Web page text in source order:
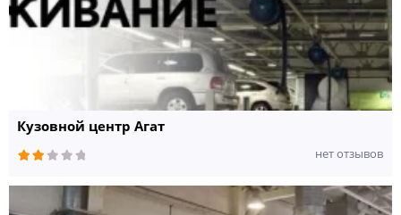
Кузовной центр Агат
нет отзывов